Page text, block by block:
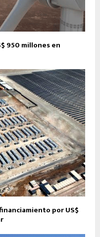
950 millones en
por US$